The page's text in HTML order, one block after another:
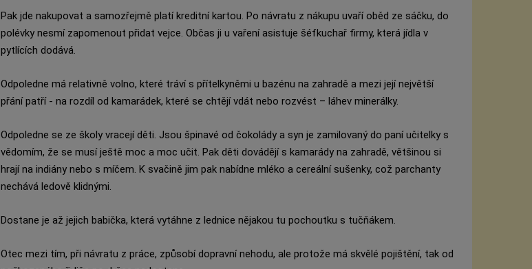
Pak jde nakupovat a samozřejmě platí kreditní kartou. Po návratu z nákupu uvaří oběd ze sáčku, do
polévky nesmí zapomenout přidat vejce. Občas ji u vaření asistuje šéfkuchař firmy, která jídla v
pytlících dodává.
Odpoledne má relativně volno, které tráví s přítelkyněmi u bazénu na zahradě a mezi její největší
přání patří - na rozdíl od kamarádek, které se chtějí vdát nebo rozvést – láhev minerálky.
Odpoledne se ze školy vracejí děti. Jsou špinavé od čokolády a syn je zamilovaný do paní učitelky s
vědomím, že se musí ještě moc a moc učit. Pak děti dovádějí s kamarády na zahradě, většinou si
hrají na indiány nebo s míčem. K svačině jim pak nabídne mléko a cereální sušenky, což parchanty
nechává ledově klidnými.
Dostane je až jejich babička, která vytáhne z lednice nějakou tu pochoutku s tučňákem.
Otec mezi tím, při návratu z práce, způsobí dopravní nehodu, ale protože má skvělé pojištění, tak od